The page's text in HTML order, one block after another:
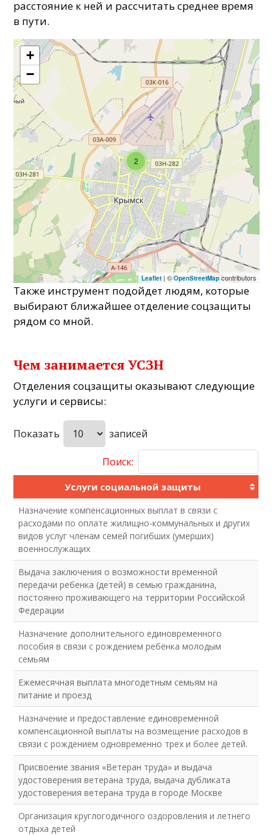
расстояние к ней и рассчитать среднее время
в пути.
2
+
−
Leaflet| ©OpenStreetMapcontributors
Также инструмент подойдет людям, которые
выбирают ближайшее отделение соцзащиты
рядом со мной.
Чем занимается УСЗН
Отделения соцзащиты оказывают следующие
услуги и сервисы:
Показать записей
Поиск:
Услуги социальной защиты
Назначение компенсационных выплат в связи с
расходами по оплате жилищно-коммунальных и других
видов услуг членам семей погибших (умерших)
военнослужащих
Выдача заключения о возможности временной
передачи ребенка (детей) в семью гражданина,
постоянно проживающего на территории Российской
Федерации
Назначение дополнительного единовременного
пособия в связи с рождением ребёнка молодым
семьям
Ежемесячная выплата многодетным семьям на
питание и проезд
Назначение и предоставление единовременной
компенсационной выплаты на возмещение расходов в
связи с рождением одновременно трех и более детей.
Присвоение звания «Ветеран труда» и выдача
удостоверения ветерана труда, выдача дубликата
удостоверения ветерана труда в городе Москве
Организация круглогодичного оздоровления и летнего
отдыха детей